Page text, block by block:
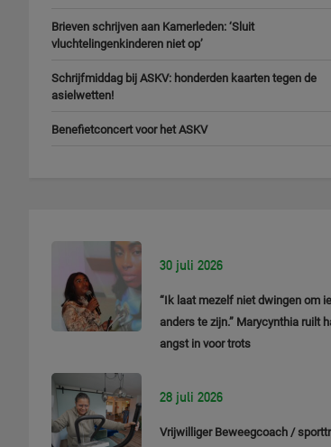
Brieven schrijven aan Kamerleden: ‘Sluit
vluchtelingenkinderen niet op’
Schrijfmiddag bij ASKV: honderden kaarten tegen de
asielwetten!
Benefietconcert voor het ASKV
30 juli 2026
“Ik laat mezelf niet dwingen om
anders te zijn.” Marycynthia ruilt
angst in voor trots
28 juli 2026
Vrijwilliger Beweegcoach /